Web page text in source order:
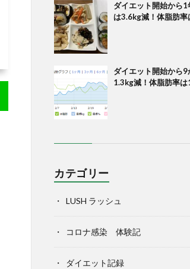
ダイエット開始から
は3.6kg減！体脂肪率
ダイエット開始から
1.3kg減！体脂肪率は
カテゴリー
LUSH ラッシュ
コロナ感染 体験記
ダイエット記録